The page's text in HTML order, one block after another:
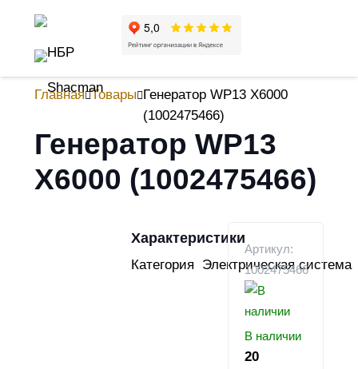
Главная Товары Генератор WP13 X6000
(1002475466)
Генератор WP13
X6000 (1002475466)
Характеристики
Категория Электрическая система
Артикул:
1002475466
В наличии
20